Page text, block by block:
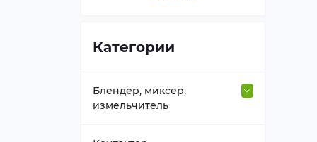
Категории
Блендер, миксер,
измельчитель